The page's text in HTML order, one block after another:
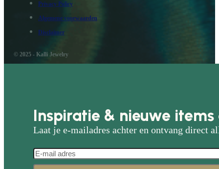
Privacy Policy
Algemene voorwaarden
Disclaimer
© 2025 - Kalli Jewelry
Inspiratie & nieuwe
Laat je e-mailadres achter en ontvang direct